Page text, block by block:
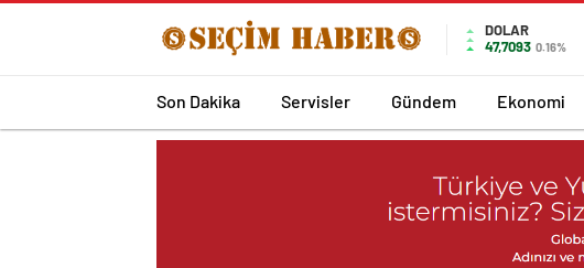
DOLAR
47,7093 0.16%
Son Dakika Servisler Gündem Ekonomi